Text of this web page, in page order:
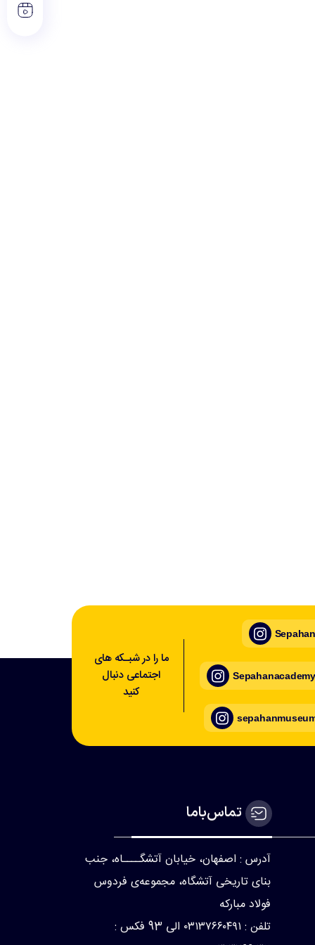
ما را در شبـکه های
اجتماعی دنبال
کنید
تماس‌با‌ما
آدرس : اصفهان، خیابان آتشگــــاه، جنب
بنای تاریخی آتشگاه، مجموعه‌ی فردوس
فولاد مبارکه
تلفن : ۰۳۱۳۷۶۶۰۴۹۱ الی 93 فکس :